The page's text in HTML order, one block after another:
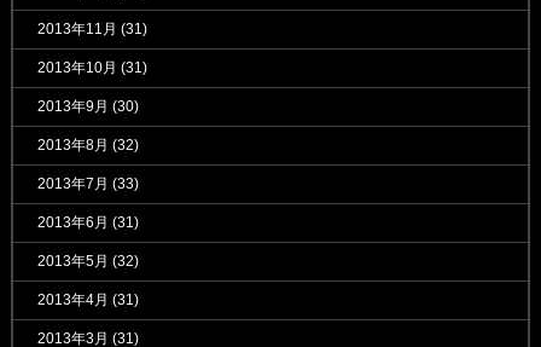
2013年11月 (31)
2013年10月 (31)
2013年9月 (30)
2013年8月 (32)
2013年7月 (33)
2013年6月 (31)
2013年5月 (32)
2013年4月 (31)
2013年3月 (31)